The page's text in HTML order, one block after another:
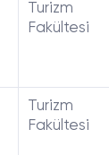
Turizm
Fakültesi
Turizm
Fakültesi